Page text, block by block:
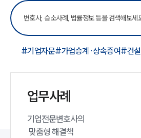
#기업자문#가업승계·상속증여#건설
업무사례
기업전문변호사의
맞춤형 해결책